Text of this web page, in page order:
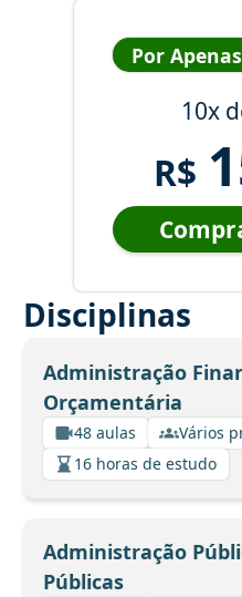
Por Apenas
10x
R$
Disciplinas
Administração
Orçamentária
48 aulas
Vários
16 horas de estudo
Administração
Públicas